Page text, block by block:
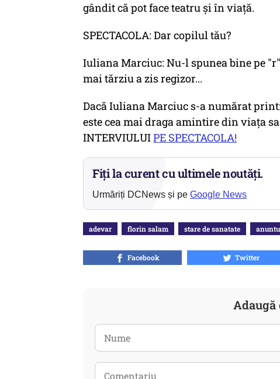
gândit că pot face teatru și în viață.
SPECTACOLA: Dar copilul tău?
Iuliana Marciuc: Nu-l spunea bine pe
mai tărziu a zis regizor...
Dacă Iuliana Marciuc s-a numărat
este cea mai draga amintire din viața sa
INTERVIULUIPE SPECTACOLA!
Fiți la curent cu ultimele noutăți.
Urmăriți DCNews și pe Google News
adevar florin salam stare de sanatate
Facebook Twitter